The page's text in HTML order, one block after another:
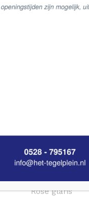
Nee
Rose glans